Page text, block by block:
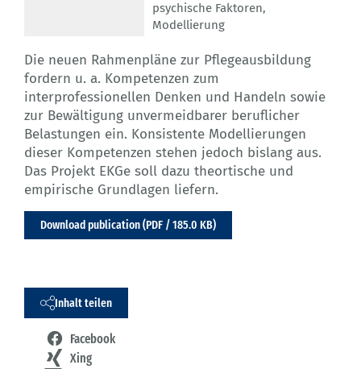
psychische Faktoren,
Modellierung
Die neuen Rahmenpläne zur Pflegeausbildung
fordern u. a. Kompetenzen zum
interprofessionellen Denken und Handeln sowie
zur Bewältigung unvermeidbarer beruflicher
Belastungen ein. Konsistente Modellierungen
dieser Kompetenzen stehen jedoch bislang aus.
Das Projekt EKGe soll dazu theortische und
empirische Grundlagen liefern.
Download publication (PDF / 185.0 KB)
Inhalt teilen
Facebook
Xing